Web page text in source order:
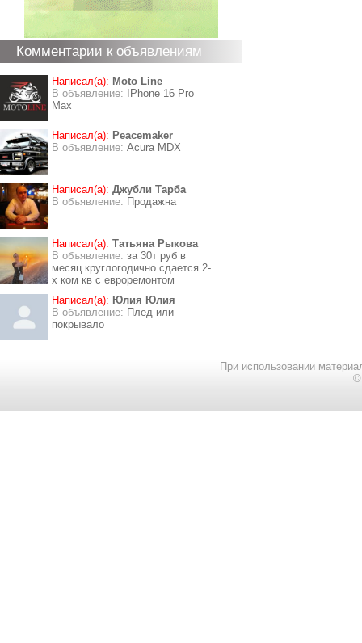
Комментарии к объявлениям
Написал(а): Moto Line
В объявление:
IPhone 16 Pro
Max
Написал(а): Peacemaker
В объявление: Acura MDX
Написал(а): Джубли Тарба
В объявление: Продажна
Написал(а): Татьяна Рыкова
В объявление: за 30т руб в
месяц круглогодично сдается 2-
х ком кв с евроремонтом
Написал(а): Юлия Юлия
В объявление: Плед или
покрывало
При использовании